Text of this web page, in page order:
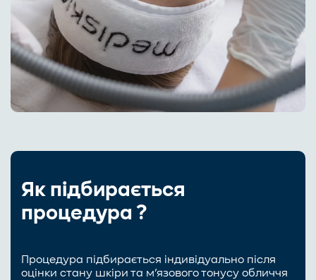
Як підбирається
процедура ?
Процедура підбирається індивідуально після
оцінки стану шкіри та м’язового тонусу обличчя